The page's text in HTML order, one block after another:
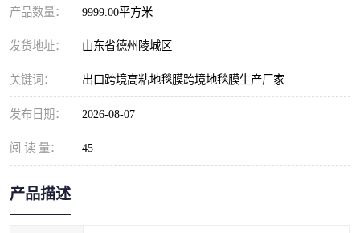
产品数量： 9999.00平方米
发货地址： 山东省德州陵城区
关键词： 出口跨境高粘地毯膜跨境地毯膜生产厂家
发布日期： 2026-08-07
阅 读 量： 45
产品描述